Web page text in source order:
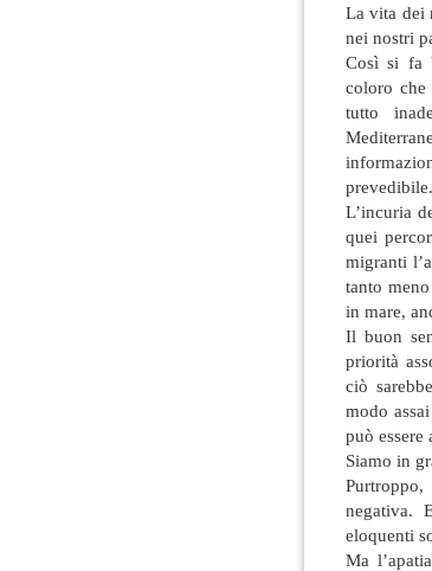
La vita dei
nei nostri
Così si fa
coloro che
tutto
prevedibile.
L’incuria
quei
migranti
tanto
in mare,
Il buon
priorità
ciò
modo
può essere
Siamo in
negativa.
eloquenti
Ma